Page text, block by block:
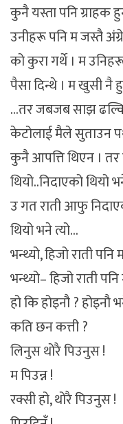
कुनै यस्ता पनि ग्राहक
उनीहरू पनि म जस्तै
को कुरा गर्थे । म
पैसा दिन्थे । म खुसी नै
…तर जबजब साझ
केटोलाई मैले सुताउन
कुनै आपत्ति थिएन ।
थियो..निदाएको थियो
उ गत राती आफु
थियो भने त्यो…
भन्थ्यो, हिजो राती
भन्थ्यो– हिजो राती
हो कि होइनौ ?
कति छन कत्ती ?
लिनुस थोरै पिउनुस !
म पिउन्न !
रक्सी हो, थोरै पिउनुस !